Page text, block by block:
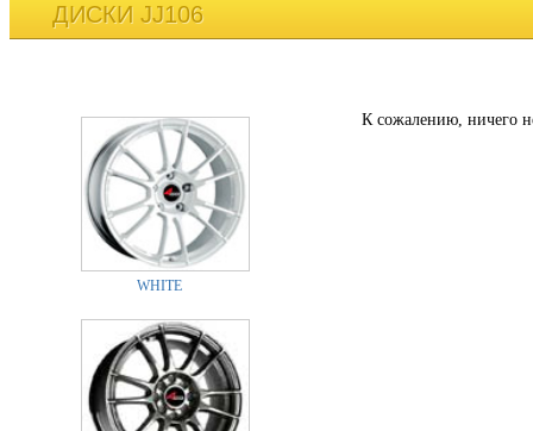
ДИСКИ JJ106
WHITE
К сожалению, ничего